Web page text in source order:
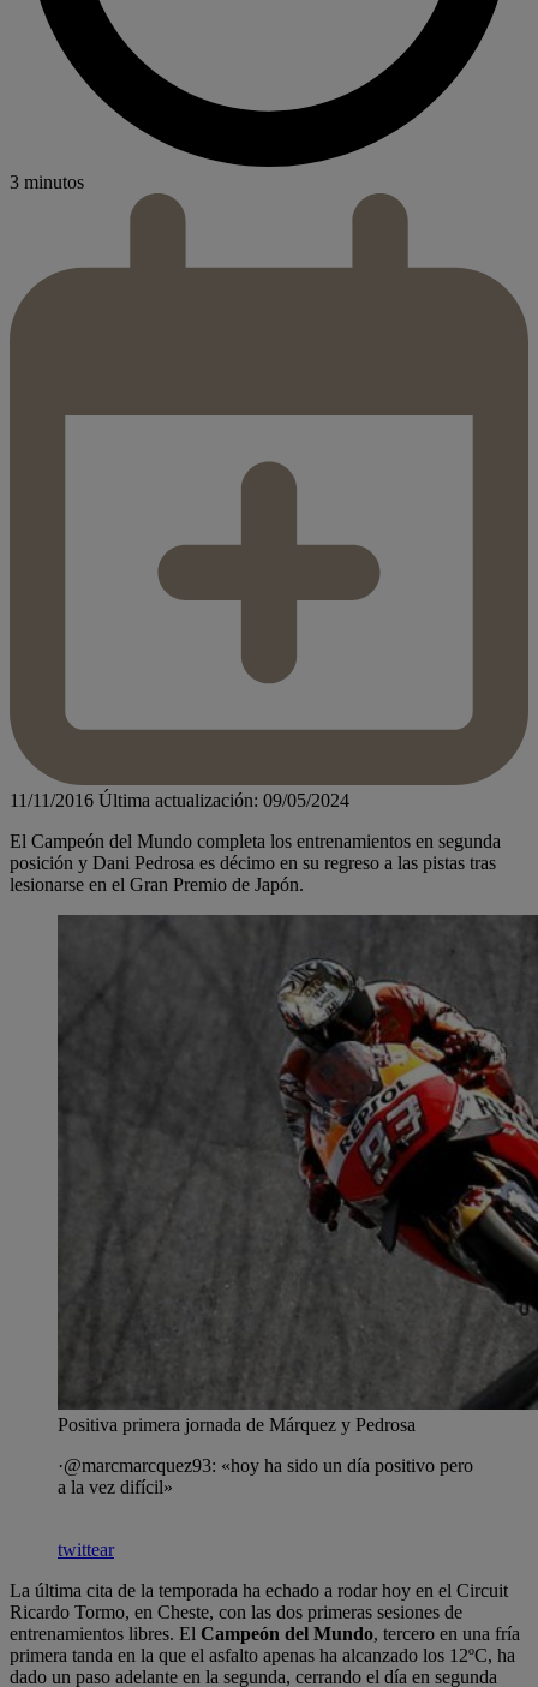
3 minutos
11/11/2016 Última actualización: 09/05/2024
El Campeón del Mundo completa los entrenamientos en segunda
posición y Dani Pedrosa es décimo en su regreso a las pistas tras
lesionarse en el Gran Premio de Japón.
Positiva primera jornada de Márquez y Pedrosa
·@marcmarcquez93: «hoy ha sido un día positivo pero
a la vez difícil»
twittear
La última cita de la temporada ha echado a rodar hoy en el Circuit
Ricardo Tormo, en Cheste, con las dos primeras sesiones de
entrenamientos libres. El Campeón del Mundo, tercero en una fría
primera tanda en la que el asfalto apenas ha alcanzado los 12ºC, ha
dado un paso adelante en la segunda, cerrando el día en segunda